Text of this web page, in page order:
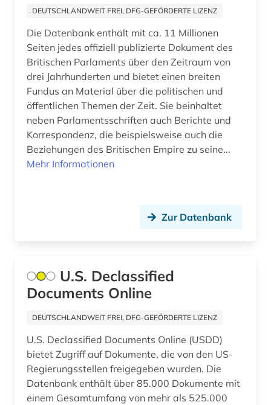
generalkapitel (1)
genf (1)
geowissenschaften (1)
germanistik (2)
gesamtausgabe (2)
geschiche 1986-2000 (1)
geschichte (79)
geschichte &lt;1540-1650&gt; (1)
geschichte &lt;1560-1599&gt; (1)
geschichte &lt;1957-1963&gt; (1)
geschichte 1000-1800 (1)
geschichte 1073-1085 (1)
geschichte 1200-1945 (1)
DEUTSCHLANDWEIT FREI, DFG-GEFÖRDERTE LIZENZ
Die Datenbank enthält mit ca. 11 Millionen
Seiten jedes offiziell publizierte Dokument des
Britischen Parlaments über den Zeitraum von
drei Jahrhunderten und bietet einen breiten
Fundus an Material über die politischen und
öffentlichen Themen der Zeit. Sie beinhaltet
neben Parlamentsschriften auch Berichte und
Korrespondenz, die beispielsweise auch die
Beziehungen des Britischen Empire zu seine...
Mehr Informationen
Zur Datenbank
U.S. Declassified
Documents Online
DEUTSCHLANDWEIT FREI, DFG-GEFÖRDERTE LIZENZ
U.S. Declassified Documents Online (USDD)
bietet Zugriff auf Dokumente, die von den US-
Regierungsstellen freigegeben wurden. Die
Datenbank enthält über 85.000 Dokumente mit
einem Gesamtumfang von mehr als 525.000